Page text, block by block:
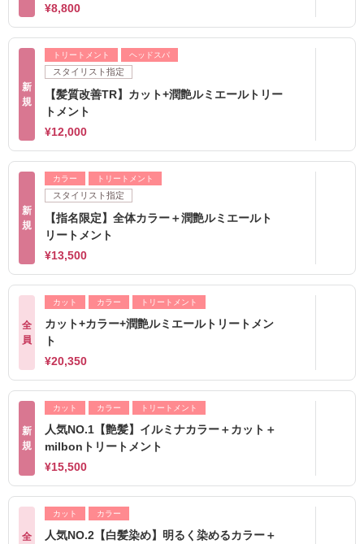
¥8,800
新
規
トリートメント ヘッドスパ
スタイリスト指定
【髪質改善TR】カット+潤艶ルミエールトリー
トメント
¥12,000
新
規
カラー トリートメント
スタイリスト指定
【指名限定】全体カラー＋潤艶ルミエールト
リートメント
¥13,500
全
員
カット カラー トリートメント
カット+カラー+潤艶ルミエールトリートメン
ト
¥20,350
新
規
カット カラー トリートメント
人気NO.1【艶髪】イルミナカラー＋カット＋
milbonトリートメント
¥15,500
全
カット カラー
人気NO.2【白髪染め】明るく染めるカラー＋